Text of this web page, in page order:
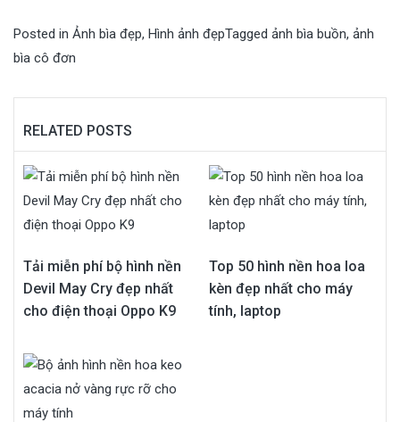
Posted in Ảnh bìa đẹp, Hình ảnh đẹpTagged ảnh bìa buồn, ảnh
bìa cô đơn
RELATED POSTS
Tải miễn phí bộ hình nền
Devil May Cry đẹp nhất
cho điện thoại Oppo K9
Top 50 hình nền hoa loa
kèn đẹp nhất cho máy
tính, laptop